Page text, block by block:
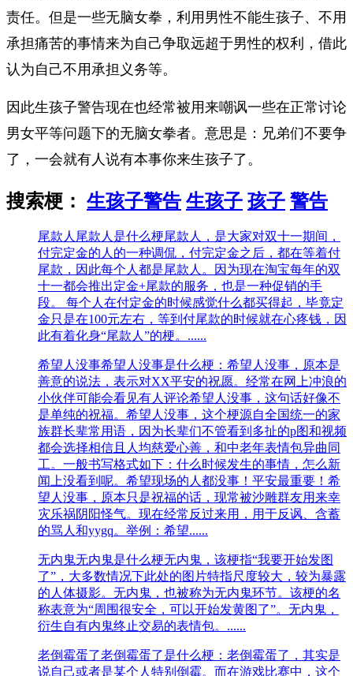
责任。但是一些无脑女拳，利用男性不能生孩子、不用
承担痛苦的事情来为自己争取远超于男性的权利，借此
认为自己不用承担义务等。
因此生孩子警告现在也经常被用来嘲讽一些在正常讨论
男女平等问题下的无脑女拳者。意思是：兄弟们不要争
了，一会就有人说有本事你来生孩子了。
搜索梗： 生孩子警告 生孩子 孩子 警告
尾款人尾款人是什么梗尾款人，是大家对双十一期间，
付完定金的人的一种调侃，付完定金之后，都在等着付
尾款，因此每个人都是尾款人。因为现在淘宝每年的双
十一都会推出定金+尾款的服务，也是一种促销的手
段。 每个人在付定金的时候感觉什么都买得起，毕竟定
金只是在100元左右，等到付尾款的时候就在心疼钱，因
此有着化身“尾款人”的梗。......
希望人没事希望人没事是什么梗：希望人没事，原本是
善意的说法，表示对XX平安的祝愿。经常在网上冲浪的
小伙伴可能会看见有人评论希望人没事，这句话好像不
是单纯的祝福。希望人没事，这个梗源自全国统一的家
族群长辈常用语，因为长辈们不管看到多扯的p图和视频
都会选择相信且人均慈爱心善，和中老年表情包异曲同
工。一般书写格式如下：什么时候发生的事情，怎么新
闻上没看到呢。希望现场的人都没事！平安最重要！希
望人没事，原本只是祝福的话，现常被沙雕群友用来幸
灾乐祸阴阳怪气。现在经常反过来用，用于反讽、含蓄
的骂人和yygq。举例：希望......
无内鬼无内鬼是什么梗无内鬼，该梗指“我要开始发图
了”，大多数情‌‌‌‌‌‌‌‌‌况下此处的图片特指尺度较大，较为暴露
的人体摄影。无内鬼，也被称为无内鬼环节。该梗的名
称表意为“周围很安全，可以开始发黄图了”。无内鬼，
衍生自有内鬼终止交易的表情包。......
老倒霉蛋了老倒霉蛋了是什么梗：老倒霉蛋了，其实是
说自己或者是某个人特别倒霉。而在游戏比赛中，这个